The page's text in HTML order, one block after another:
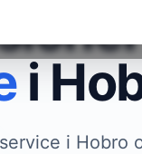
i
i Hobro